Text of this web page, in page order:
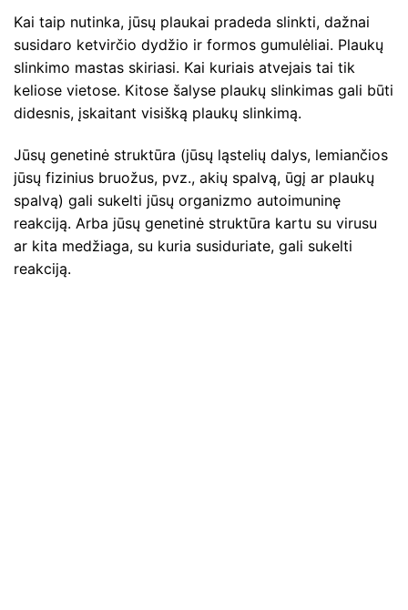
Kai taip nutinka, jūsų plaukai pradeda slinkti, dažnai
susidaro ketvirčio dydžio ir formos gumulėliai. Plaukų
slinkimo mastas skiriasi. Kai kuriais atvejais tai tik
keliose vietose. Kitose šalyse plaukų slinkimas gali būti
didesnis, įskaitant visišką plaukų slinkimą.
Jūsų genetinė struktūra (jūsų ląstelių dalys, lemiančios
jūsų fizinius bruožus, pvz., akių spalvą, ūgį ar plaukų
spalvą) gali sukelti jūsų organizmo autoimuninę
reakciją. Arba jūsų genetinė struktūra kartu su virusu
ar kita medžiaga, su kuria susiduriate, gali sukelti
reakciją.